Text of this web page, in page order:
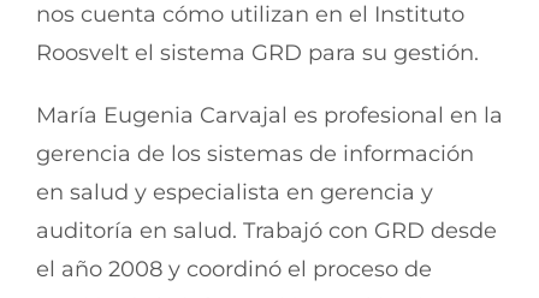
nos cuenta cómo utilizan en el Instituto
Roosvelt el sistema GRD para su gestión.
María Eugenia Carvajal es profesional en la
gerencia de los sistemas de información
en salud y especialista en gerencia y
auditoría en salud. Trabajó con GRD desde
el año 2008 y coordinó el proceso de